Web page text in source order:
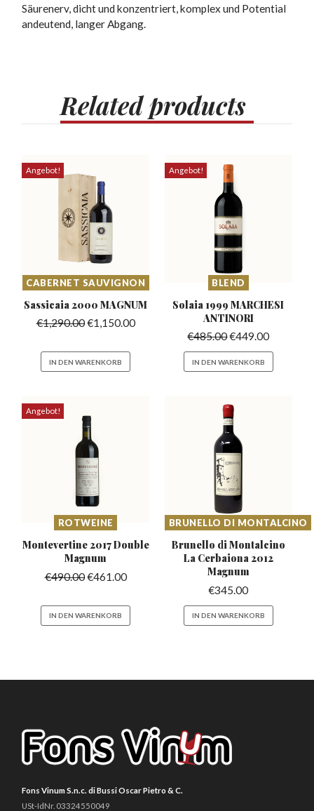
Säurenerv, dicht und konzentriert, komplex und Potential
andeutend, langer Abgang.
Relatedproducts
Angebot!
CABERNET SAUVIGNON
Sassicaia 2000MAGNUM
€1,290.00€1,150.00
IN DEN WARENKORB
Angebot!
BLEND
Solaia 1999 MARCHESI
ANTINORI
€485.00€449.00
IN DEN WARENKORB
Angebot!
ROTWEINE
Montevertine 2017Double
Magnum
€490.00€461.00
IN DEN WARENKORB
BRUNELLO DI MONTALCINO
Brunello di Montalcino
La Cerbaiona 2012
Magnum
€345.00
IN DEN WARENKORB
Fons Vinum S.n.c. di Bussi Oscar Pietro & C.
USt-IdNr. 03324550049